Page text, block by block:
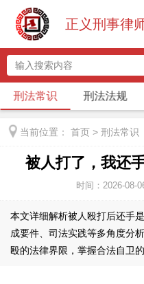
正义刑事律
刑法常识 刑法法规
当前位置： 首页 > 刑法常识
被人打了，我还
时间：2026-08-
本文详细解析被人殴打后还手
成要件、司法实践等多角度分
殴的法律界限，掌握合法自卫的